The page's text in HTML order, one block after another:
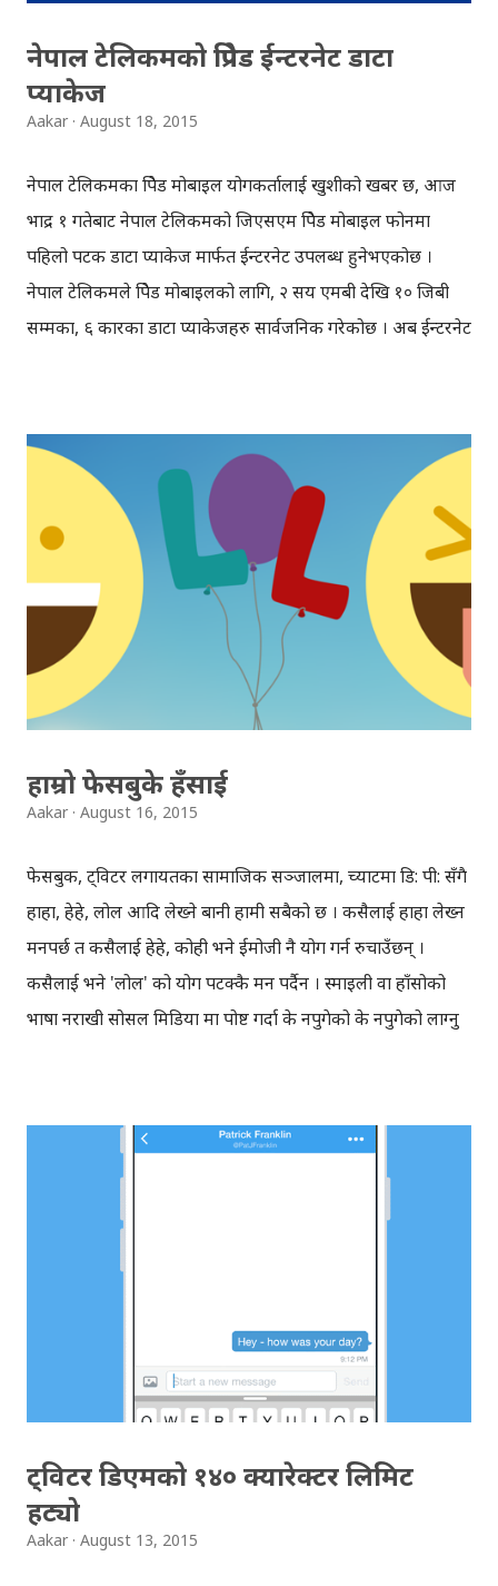
नेपाल टेलिकमको प्रिपेड ईन्टरनेट डाटा
प्याकेज
Aakar August 18, 2015
नेपाल टेलिकमका प्रिपेड मोबाइल प्रयोगकर्तालाई खुशीको खबर छ, आज
भाद्र १ गतेबाट नेपाल टेलिकमको जिएसएम प्रिपेड मोबाइल फोनमा
पहिलो पटक डाटा प्याकेज मार्फत ईन्टरनेट उपलब्ध हुनेभएकोछ ।
नेपाल टेलिकमले प्रिपेड मोबाइलको लागि, २ सय एमबी देखि १० जिबी
सम्मका, ६ प्रकारका डाटा प्याकेजहरु सार्वजनिक गरेकोछ । अब ईन्टरनेट
ईन्टरनेट चलाउन पहिलेको भन्दा झनै सस्तो हुनेछ । #Nepal
Telecom Introduces the most awaited Data Package
for GSM Prepaid. Thanks NT. ;)
pic.twitter.com/iz45E6nXY3 — Aakar Anil
(@aakarpost) August 17, 2015 प्रिपेड डाटा प्याकेजको दर
Plan Package Price (Rs.) Validity Bronze 200 MB 130
1 Month 500 MB 300 1 Month Silver 1 GB 500 1
Month 3 GB 1,290 2 Months Gold 5 GB 1,800 3
Months 10 GB 2,800 6 Months...
हाम्रो फेसबुके हँसाई
Aakar August 16, 2015
फेसबुक, ट्विटर लगायतका सामाजिक सञ्जालमा, च्याटमा डि: पी: सँगै
हाहा, हेहे, लोल आदि लेख्ने बानी हामी सबैको छ । कसैलाई हाहा लेख्न
मनपर्छ त कसैलाई हेहे, कोही भने ईमोजी नै प्रयोग गर्न रुचाउँछन् ।
कसैलाई भने 'लोल' को प्रयोग पटक्कै मन पर्दैन । स्माइली वा हाँसोको
भाषा नराखी सोसल मिडिया मा पोष्ट गर्दा के नपुगेको के नपुगेको लाग्नु
सिरियस कुरो । यही हाम्रो विभिन्न थरिको हाँसो माथि फेसबुकले
अनुसन्धान गरेको थियो, आज त्यही कुरा यहाँ लेख्दैछु । केही महिना
प्रयोगकर्ताहरु फेसबुकमा कसरी हाँस्छन् भन्नेबारेमा अघिल्लो हप्ता
रमाइलो तथ्य सार्वजनिक गरेकोछ । मे महिनाको पछिल्लो हप्तामा
'हाहा' (haha), 'हेहे/हिही' (hehe), 'इमोजी' (emoji), 'लोल' (lol)
आदि शब्दहरुको सुक्ष्म विश्लेषण गरेकोथियो । फेसबुकले अमेरिक...
ट्विटर डिएमको १४० क्यारेक्टर लिमिट
हट्यो
Aakar August 13, 2015